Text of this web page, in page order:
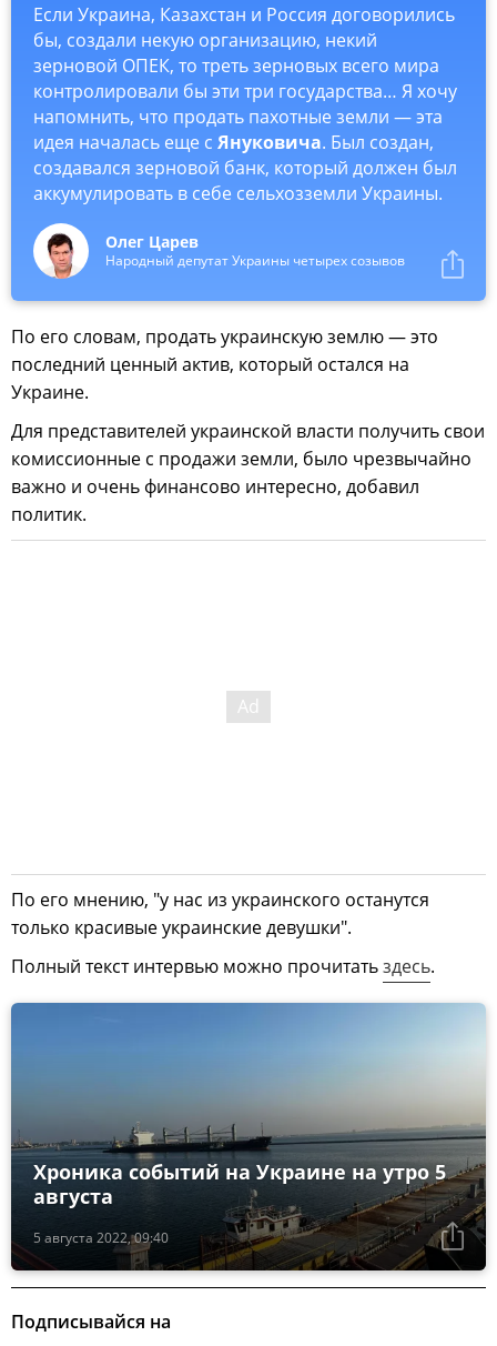
Если Украина, Казахстан и Россия договорились
бы, создали некую организацию, некий
зерновой ОПЕК, то треть зерновых всего мира
контролировали бы эти три государства… Я хочу
напомнить, что продать пахотные земли — эта
идея началась еще с Януковича. Был создан,
создавался зерновой банк, который должен был
аккумулировать в себе сельхозземли Украины.
Олег Царев
Народный депутат Украины четырех созывов
По его словам, продать украинскую землю — это
последний ценный актив, который остался на
Украине.
Для представителей украинской власти получить свои
комиссионные с продажи земли, было чрезвычайно
важно и очень финансово интересно, добавил
политик.
По его мнению, "у нас из украинского останутся
только красивые украинские девушки".
Полный текст интервью можно прочитатьздесь.
5 августа 2022, 09:40
Хроника событий на Украине на утро 5
августа
Подписывайся на